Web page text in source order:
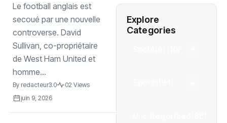
sexuelles, West
Ham dans la
tourmente
Le football anglais est
secoué par une nouvelle
controverse. David
Sullivan, co-propriétaire
de West Ham United et
homme...
By redacteur3.0
02 Views
juin 9, 2026
Explore
Categories